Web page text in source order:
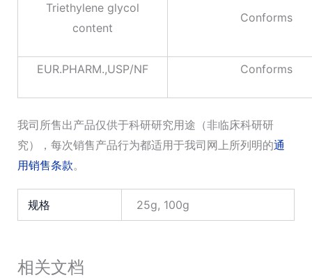
Triethylene glycol
content
Conforms
EUR.PHARM.,USP/NF Conforms
我司所售出产品仅供于科研研究用途（非临床科研研
究），每次销售产品行为都适用于我司网上所列明的通
用销售条款。
规格 25g, 100g
相关文档